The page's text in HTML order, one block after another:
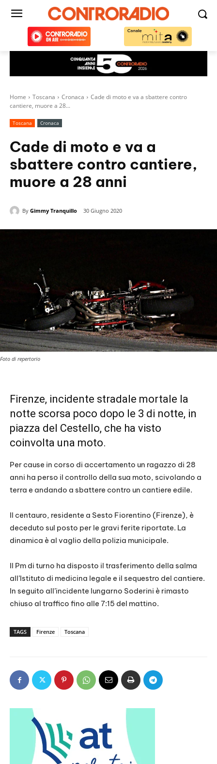
Home Toscana Cronaca
Cade di moto e va a sbattere contro
cantiere, muore a 28...
Toscana Cronaca
Cade di moto e va a
sbattere contro cantiere,
muore a 28 anni
By Gimmy Tranquillo 30 Giugno 2020
Foto di repertorio
Firenze, incidente stradale mortale la
notte scorsa poco dopo le 3 di notte, in
piazza del Cestello, che ha visto
coinvolta una moto.
Per cause in corso di accertamento un ragazzo di 28
anni ha perso il controllo della sua moto, scivolando a
terra e andando a sbattere contro un cantiere edile.
Il centauro, residente a Sesto Fiorentino (Firenze), è
deceduto sul posto per le gravi ferite riportate. La
dinamica è al vaglio della polizia municipale.
Il Pm di turno ha disposto il trasferimento della salma
all’Istituto di medicina legale e il sequestro del cantiere.
In seguito all’incidente lungarno Soderini è rimasto
chiuso al traffico fino alle 7:15 del mattino.
TAGS Firenze Toscana